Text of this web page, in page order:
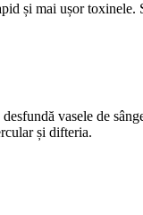
și mai ușor
vasele de
și difteria.